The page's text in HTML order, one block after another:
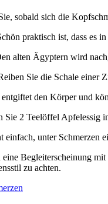
sobald sich die
praktisch ist, dass es
alten Ägyptern wird
Sie die Schale einer
entgiftet den Körper und
Sie 2 Teelöffel Apfelessig
einfach, unter Schmerzen
Begleiterscheinung
zu achten.